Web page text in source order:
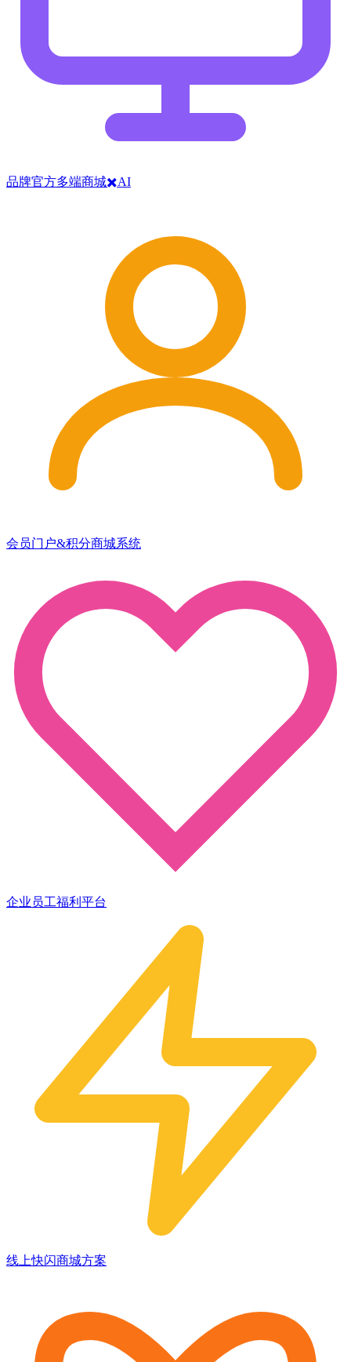
品牌官方多端商城✖️AI
会员门户&积分商城系统
企业员工福利平台
线上快闪商城方案